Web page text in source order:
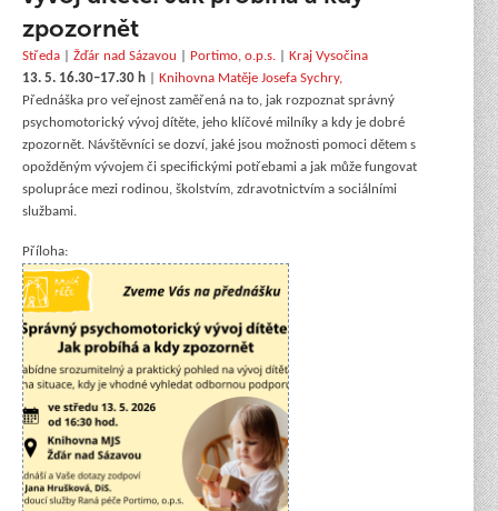
zpozornět
Středa Žďár nad Sázavou Portimo, o.p.s.
Kraj Vysočina
13. 5. 16.30–17.30 h
Knihovna Matěje Josefa Sychry,
Přednáška pro veřejnost zaměřená na to, jak rozpoznat správný
psychomotorický vývoj dítěte, jeho klíčové milníky a kdy je dobré
zpozornět. Návštěvníci se dozví, jaké jsou možnosti pomoci dětem s
opožděným vývojem či specifickými potřebami a jak může fungovat
spolupráce mezi rodinou, školstvím, zdravotnictvím a sociálními
službami.
Příloha: